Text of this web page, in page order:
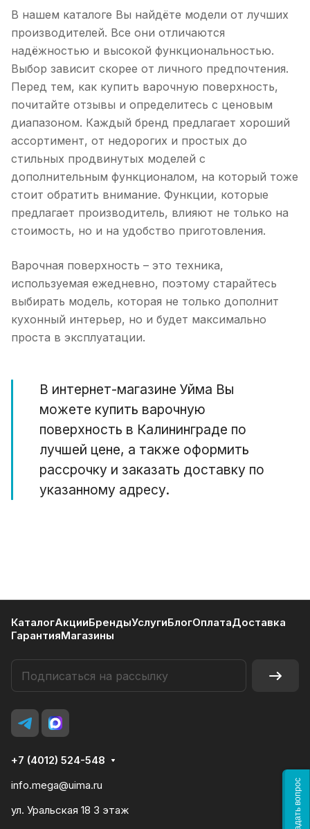
В нашем каталоге Вы найдёте модели от лучших
производителей. Все они отличаются
надёжностью и высокой функциональностью.
Выбор зависит скорее от личного предпочтения.
Перед тем, как купить варочную поверхность,
почитайте отзывы и определитесь с ценовым
диапазоном. Каждый бренд предлагает хороший
ассортимент, от недорогих и простых до
стильных продвинутых моделей с
дополнительным функционалом, на который тоже
стоит обратить внимание. Функции, которые
предлагает производитель, влияют не только на
стоимость, но и на удобство приготовления.
Варочная поверхность – это техника,
используемая ежедневно, поэтому старайтесь
выбирать модель, которая не только дополнит
кухонный интерьер, но и будет максимально
проста в эксплуатации.
В интернет-магазине Уйма Вы
можете купить варочную
поверхность в Калининграде по
лучшей цене, а также оформить
рассрочку и заказать доставку по
указанному адресу.
КаталогАкцииБрендыУслугиБлогОплатаДоставка
ГарантияМагазины
+7 (4012) 524-548
info.mega@uima.ru
ул. Уральская 18 3 этаж
Задать вопрос